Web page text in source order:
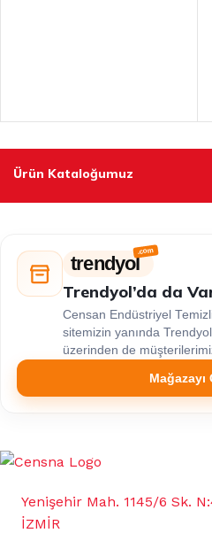
Ürün Kataloğumuz
trendyol
Trendyol’da da
Censan Endüstriyel
sitemizin yanında
üzerinden de
Mağazayı
Yenişehir Mah. 1145/6 Sk.
İZMİR